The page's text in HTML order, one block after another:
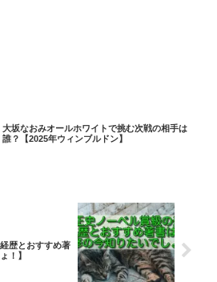
大坂なおみオールホワイトで挑む次戦の相手は
誰？【2025年ウィンブルドン】
歴とおすすめ著
！】